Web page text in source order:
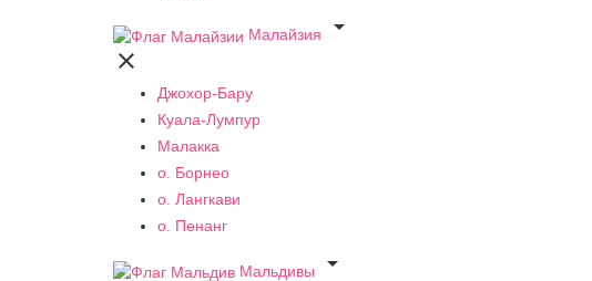
Малайзия


Джохор-Бару
Куала-Лумпур
Малакка
о. Борнео
о. Лангкави
о. Пенанг
Мальдивы
